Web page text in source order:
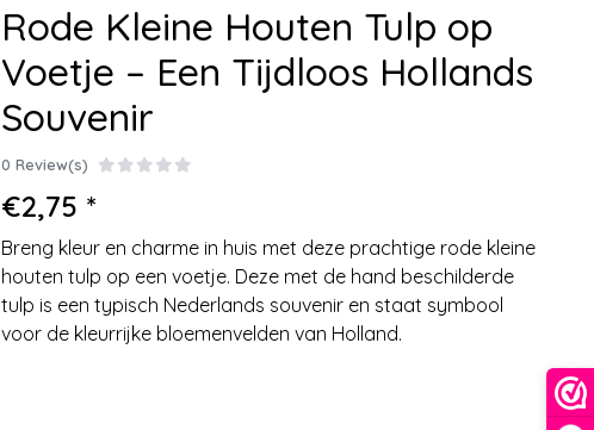
Rode Kleine Houten Tulp op
Voetje – Een Tijdloos Hollands
Souvenir
0 Review(s)
€2,75 *
Breng kleur en charme in huis met deze prachtige rode kleine
houten tulp op een voetje. Deze met de hand beschilderde
tulp is een typisch Nederlands souvenir en staat symbool
voor de kleurrijke bloemenvelden van Holland.